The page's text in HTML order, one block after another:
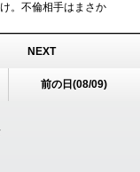
。不倫相手はまさか
NEXT
前の日(08/09)